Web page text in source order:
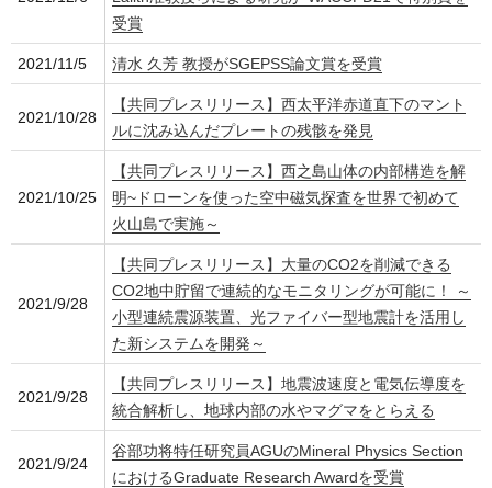
受賞
2021/11/5 清水 久芳 教授がSGEPSS論文賞を受賞
2021/10/28
【共同プレスリリース】西太平洋赤道直下のマント
ルに沈み込んだプレートの残骸を発見
2021/10/25
【共同プレスリリース】西之島山体の内部構造を解
明~ドローンを使った空中磁気探査を世界で初めて
火山島で実施～
2021/9/28
【共同プレスリリース】大量のCO2を削減できる
CO2地中貯留で連続的なモニタリングが可能に！ ～
小型連続震源装置、光ファイバー型地震計を活用し
た新システムを開発～
2021/9/28
【共同プレスリリース】地震波速度と電気伝導度を
統合解析し、地球内部の水やマグマをとらえる
2021/9/24
谷部功将特任研究員AGUのMineral Physics Section
におけるGraduate Research Awardを受賞